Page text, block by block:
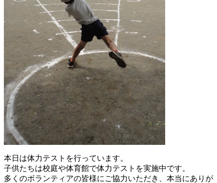
本日は体力テストを行っています。
子供たちは校庭や体育館で体力テストを実施中です。
多くのボランティアの皆様にご協力いただき、本当にありが